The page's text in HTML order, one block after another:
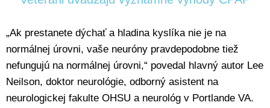
„Ak prestanete dýchať a hladina kyslíka nie je na
normálnej úrovni, vaše neuróny pravdepodobne tiež
nefungujú na normálnej úrovni,“ povedal hlavný autor Lee
Neilson, doktor neurológie, odborný asistent na
neurologickej fakulte OHSU a neurológ v Portlande VA.